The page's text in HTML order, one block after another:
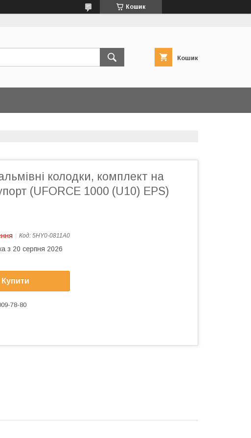
Кошик
Кошик
колодки, комплект на
(UFORCE 1000 (U10) EPS)
Код: 5HY0-0811A0
з 20 серпня 2026
Купити
78-80